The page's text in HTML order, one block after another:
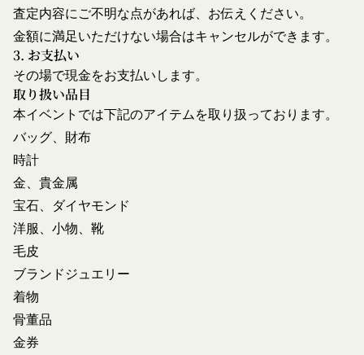
査定内容にご不明な点があれば、お伝えください。
金額に満足いただけない場合はキャンセルができます。
3. お支払い
その場で現金をお支払いします。
取り扱い品目
本イベントでは下記のアイテムを取り扱っております。
バッグ、財布
時計
金、貴金属
宝石、ダイヤモンド
洋服、小物、靴
毛皮
ブランドジュエリー
着物
骨董品
金券
当社は、お客様の同意を得た場合、お客様情報（個
人情報の場合もあります。）を第三者である会社、
組織、個人に提供することがあります。
第三者サービス提供者との共有
支払処理、データ分析、メール送信、ホスティング
サービス、カスタマーサービスなどを当社の代理で
行うサービスを提供する第三者、または、当社のマ
客様情報を提供することがあります。
外部サービスとの連携のための共有
当社は、Facebook、Googleアカウント、Twitter
その他の外部サービスとの連携または外部サービス
社にお客様情報を提供することがあります。
お客様の居住国内外において、法律、規則、法的手
ービスとします。
コミュニティポータルサイトが提供する情報サ
ービス
前各号に付随する各種サービス
当社は、前項各号に定めるサービスの内容を変更す
ることができるものとします。
第4条（会員登録）
会員登録手続きは、本サービスの会員登録ページか
本人が行うものとします。当社に対して会員登録の
申し込みが行われた場合には、登録手続きにおいて
氏名等を入力された本人が当該申し込みを行ったも
当社は、会員登録を申請した者が以下の各号のいず
があります。